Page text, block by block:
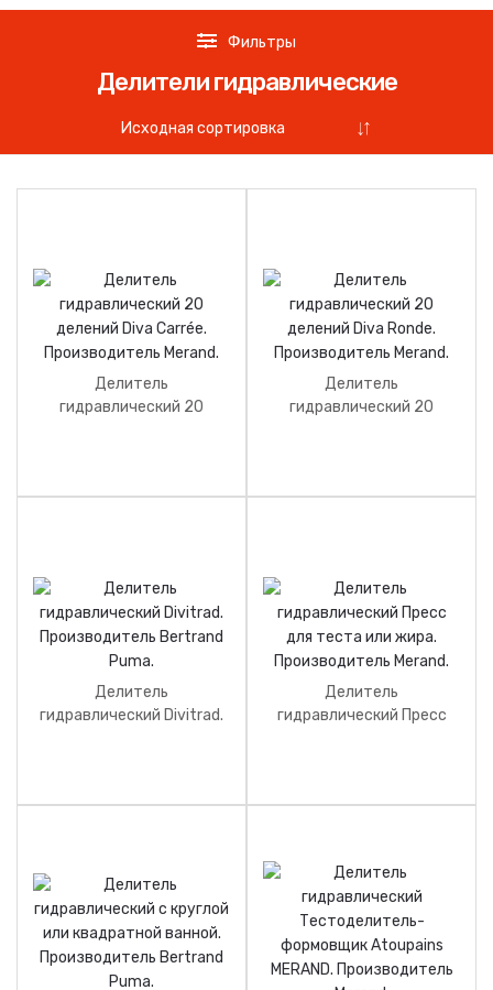
Фильтры
Делители гидравлические
Делитель
гидравлический 20
Делитель
гидравлический 20
Делитель
гидравлический Divitrad.
Делитель
гидравлический Пресс